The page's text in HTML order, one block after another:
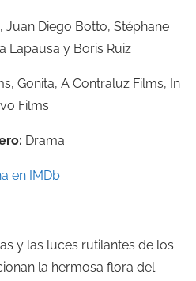
Juan Diego Botto, Stéphane
Lapausa y Boris Ruiz
Gonita, A Contraluz Films, In
Films
Drama
en IMDb
—
y las luces rutilantes de los
la hermosa flora del